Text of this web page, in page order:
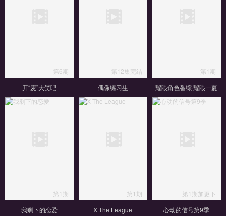
第6期
开“麦”大笑吧
第12集完结
偶像练习生
第1期
耀眼角色番综·耀眼一夏
第1期
我剩下的恋爱
第1期
X The League
第1期加更下
心动的信号第9季